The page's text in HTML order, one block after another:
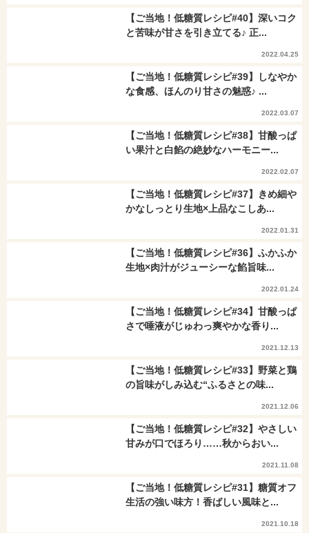
【ご当地！低糖質レシピ#40】深いコク
と苦味が甘さを引き立てる♪ 正...
2022.04.25
【ご当地！低糖質レシピ#39】しなやか
な食感、ほんのり甘さの魅惑♪ ...
2022.03.07
【ご当地！低糖質レシピ#38】甘酸っぱ
い果汁と白餡の絶妙なハーモニー...
2022.02.07
【ご当地！低糖質レシピ#37】きめ細や
かなしっとり生地×上品なこしあ...
2022.01.31
【ご当地！低糖質レシピ#36】ふかふか
生地×肉汁がジューシーな餡旨味...
2022.01.24
【ご当地！低糖質レシピ#34】甘酸っぱ
さで唾液がじゅわっ爽やかな香り...
2021.12.13
【ご当地！低糖質レシピ#33】野菜と鶏
の旨味がしみ込む“ふるさとの味...
2021.12.06
【ご当地！低糖質レシピ#32】やさしい
甘みが口でほろり……秋からおい...
2021.11.08
【ご当地！低糖質レシピ#31】糖質オフ
生活の強い味方！香ばしい風味と...
2021.10.18